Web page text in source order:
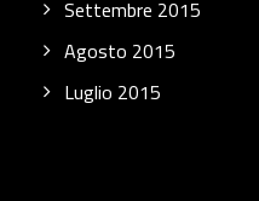
Settembre 2015
Agosto 2015
Luglio 2015